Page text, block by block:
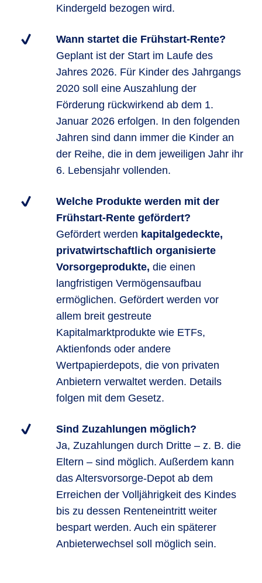
Kindergeld bezogen wird.
Wann startet die Frühstart-Rente?
Geplant ist der Start im Laufe des
Jahres 2026. Für Kinder des Jahrgangs
2020 soll eine Auszahlung der
Förderung rückwirkend ab dem 1.
Januar 2026 erfolgen. In den folgenden
Jahren sind dann immer die Kinder an
der Reihe, die in dem jeweiligen Jahr ihr
6. Lebensjahr vollenden.
Welche Produkte werden mit der
Frühstart-Rente gefördert?
Gefördert werden kapitalgedeckte,
privatwirtschaftlich organisierte
Vorsorgeprodukte, die einen
langfristigen Vermögensaufbau
ermöglichen. Gefördert werden vor
allem breit gestreute
Kapitalmarktprodukte wie ETFs,
Aktienfonds oder andere
Wertpapierdepots, die von privaten
Anbietern verwaltet werden. Details
folgen mit dem Gesetz.
Sind Zuzahlungen möglich?
Ja, Zuzahlungen durch Dritte – z. B. die
Eltern – sind möglich. Außerdem kann
das Altersvorsorge-Depot ab dem
Erreichen der Volljährigkeit des Kindes
bis zu dessen Renteneintritt weiter
bespart werden. Auch ein späterer
Anbieterwechsel soll möglich sein.